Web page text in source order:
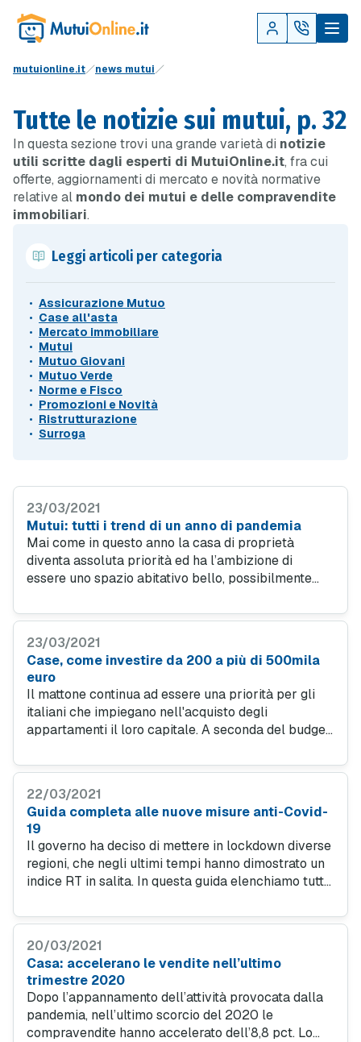
mutuionline.it news mutui
Tutte le notizie sui mutui, p. 32
In questa sezione trovi una grande varietà di notizie
utili scritte dagli esperti di MutuiOnline.it, fra cui
offerte, aggiornamenti di mercato e novità normative
relative al mondo dei mutui e delle compravendite
immobiliari.
Leggi articoli per categoria
Assicurazione Mutuo
Case all'asta
Mercato immobiliare
Mutui
Mutuo Giovani
Mutuo Verde
Norme e Fisco
Promozioni e Novità
Ristrutturazione
Surroga
23/03/2021
Mutui: tutti i trend di un anno di pandemia
Mai come in questo anno la casa di proprietà
diventa assoluta priorità ed ha l’ambizione di
essere uno spazio abitativo bello, possibilmente
giardino, meglio se decentrato rispetto alla città.
23/03/2021
Case, come investire da 200 a più di 500mila
euro
Il mattone continua ad essere una priorità per gli
italiani che impiegano nell'acquisto degli
appartamenti il loro capitale. A seconda del budget
investimento che si possono fare.
22/03/2021
Guida completa alle nuove misure anti-Covid-
19
Il governo ha deciso di mettere in lockdown diverse
regioni, che negli ultimi tempi hanno dimostrato un
indice RT in salita. In questa guida elenchiamo tutte
20/03/2021
Casa: accelerano le vendite nell’ultimo
trimestre 2020
Dopo l’appannamento dell’attività provocata dalla
pandemia, nell’ultimo scorcio del 2020 le
compravendite hanno accelerato dell’8,8 pct. Lo